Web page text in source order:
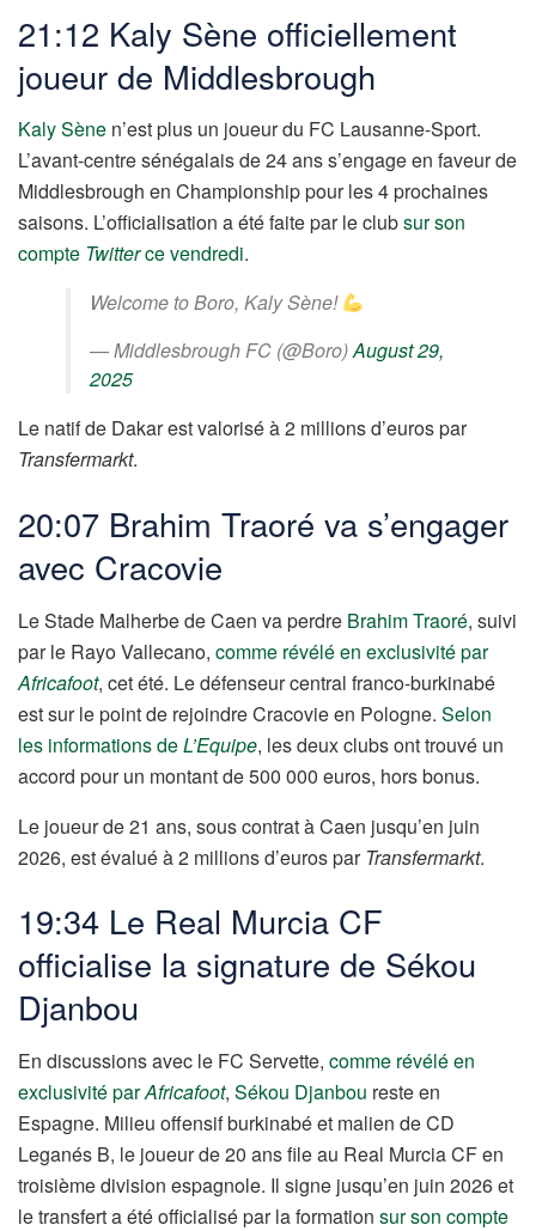
21:12 Kaly Sène officiellement
joueur de Middlesbrough
Kaly Sène n’est plus un joueur du FC Lausanne-Sport.
L’avant-centre sénégalais de 24 ans s’engage en faveur de
Middlesbrough en Championship pour les 4 prochaines
saisons. L’officialisation a été faite par le clubsur son
compte Twitterce vendredi.
Welcome to Boro, Kaly Sène!
— Middlesbrough FC (@Boro)August 29,
2025
Le natif de Dakar est valorisé à 2 millions d’euros par
Transfermarkt.
20:07 Brahim Traoré va s’engager
avec Cracovie
Le Stade Malherbe de Caen va perdre Brahim Traoré, suivi
par le Rayo Vallecano, comme révélé en exclusivité par
Africafoot, cet été. Le défenseur central franco-burkinabé
est sur le point de rejoindre Cracovie en Pologne. Selon
les informations deL’Equipe, les deux clubs ont trouvé un
accord pour un montant de 500 000 euros, hors bonus.
Le joueur de 21 ans, sous contrat à Caen jusqu’en juin
2026, est évalué à 2 millions d’euros par Transfermarkt.
19:34 Le Real Murcia CF
officialise la signature de Sékou
Djanbou
En discussions avec le FC Servette, comme révélé en
exclusivité parAfricafoot, Sékou Djanbou reste en
Espagne. Milieu offensif burkinabé et malien de CD
Leganés B, le joueur de 20 ans file au Real Murcia CF en
troisième division espagnole. Il signe jusqu’en juin 2026 et
le transfert a été officialisé par la formation sur son compte